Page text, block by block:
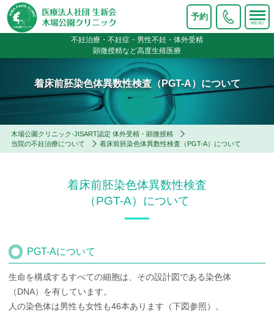
不妊治療・不妊症・男性不妊・体外受精
顕微授精など高度生殖医療
予約
着床前胚染色体異数性検査（PGT-A）について
木場公園クリニック-JISART認定 体外受精・顕微授精
当院の不妊治療について
着床前胚染色体異数性検査（PGT-A）について
着床前胚染色体異数性検査
（PGT-A）について
PGT-Aについて
生命を構成するすべての細胞は、その設計図である染色体
（DNA）を有しています。
人の染色体は男性も女性も46本あります（下図参照）。